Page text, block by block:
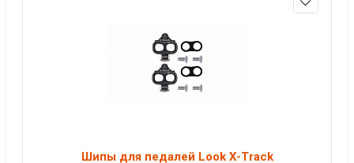
Шипы для педалей Look X-Track